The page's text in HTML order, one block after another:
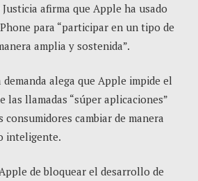
afirma que Apple ha usado
para “participar en un tipo de
amplia y sostenida”.
alega que Apple impide el
las llamadas “súper aplicaciones”
cambiar de manera
inteligente.
de bloquear el desarrollo de